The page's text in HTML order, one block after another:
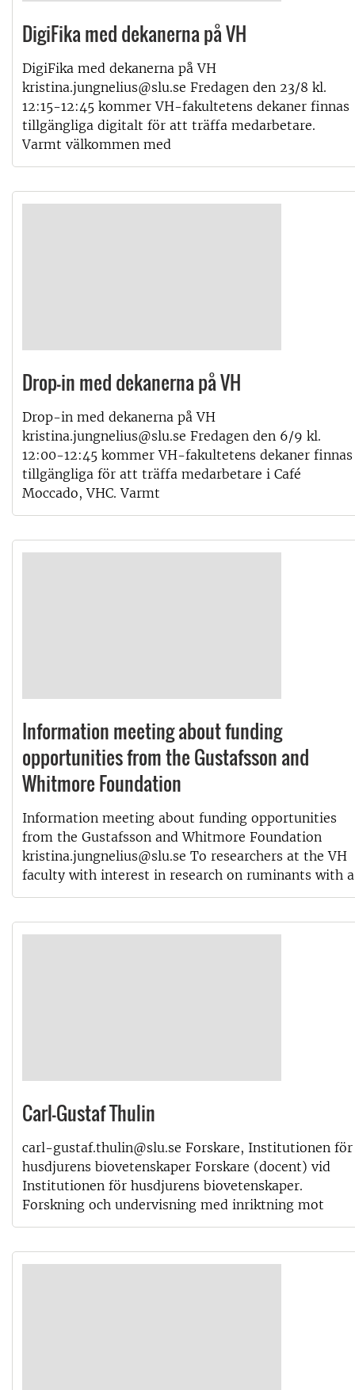
DigiFika med dekanerna på VH
DigiFika med dekanerna på VH
kristina.jungnelius@slu.se Fredagen den 23/8 kl.
12:15-12:45 kommer VH-fakultetens dekaner finnas
tillgängliga digitalt för att träffa medarbetare.
Varmt välkommen med
Drop-in med dekanerna på VH
Drop-in med dekanerna på VH
kristina.jungnelius@slu.se Fredagen den 6/9 kl.
12:00-12:45 kommer VH-fakultetens dekaner finnas
tillgängliga för att träffa medarbetare i Café
Moccado, VHC. Varmt
Information meeting about funding
opportunities from the Gustafsson and
Whitmore Foundation
Information meeting about funding opportunities
from the Gustafsson and Whitmore Foundation
kristina.jungnelius@slu.se To researchers at the VH
faculty with interest in research on ruminants with a
Carl-Gustaf Thulin
carl-gustaf.thulin@slu.se Forskare, Institutionen för
husdjurens biovetenskaper Forskare (docent) vid
Institutionen för husdjurens biovetenskaper.
Forskning och undervisning med inriktning mot